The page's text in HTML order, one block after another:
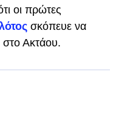
οι πρώτες
σκόπευε να
στο Ακτάου.